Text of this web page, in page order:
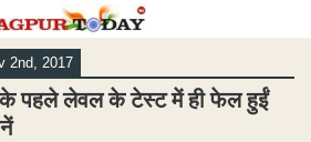
2nd, 2017
पहले लेवल के टेस्‍ट में ही फेल हुईं